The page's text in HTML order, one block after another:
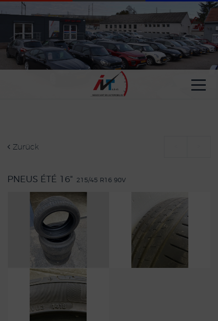
Zurück
PNEUS ÉTÉ 16" 215/45 R16 90V
Cookie-Einstellungen